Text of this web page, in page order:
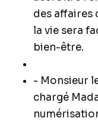
des affaires
la vie sera
bien-être.
- Monsieur
chargé